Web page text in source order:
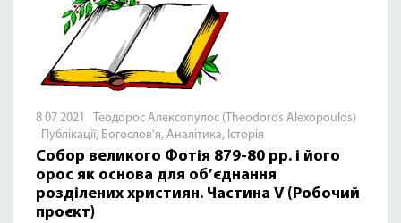
8 07 2021 Теодорос Алексопулос (Theodoros Alexopoulos)
Публікації, Богослов'я, Аналітика, Історія
Собор великого Фотія 879-80 рр. і його
орос як основа для об’єднання
розділених християн. Частина V (Робочий
проєкт)